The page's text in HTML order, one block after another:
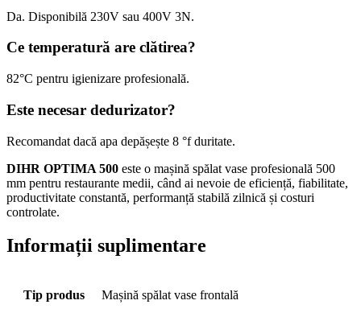
Da. Disponibilă 230V sau 400V 3N.
Ce temperatură are clătirea?
82°C pentru igienizare profesională.
Este necesar dedurizator?
Recomandat dacă apa depășește 8 °f duritate.
DIHR OPTIMA 500 este o mașină spălat vase profesională 500
mm pentru restaurante medii, când ai nevoie de eficiență, fiabilitate,
productivitate constantă, performanță stabilă zilnică și costuri
controlate.
Informații suplimentare
Tip produs Mașină spălat vase frontală